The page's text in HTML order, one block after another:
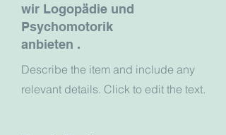
wir Logopädie und
Psychomotorik
anbieten .
Describe the item and include any
relevant details. Click to edit the text.